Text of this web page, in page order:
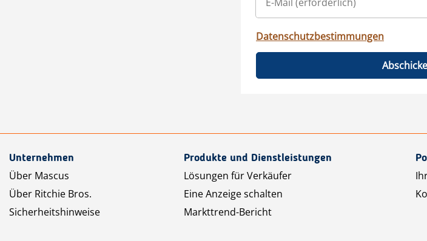
Datenschutzbestimmungen
Unternehmen
Über Mascus
Über Ritchie Bros.
Sicherheitshinweise
Produkte und Dienstleistungen
Lösungen für Verkäufer
Eine Anzeige schalten
Markttrend-Bericht